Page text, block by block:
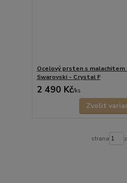
Ocelový prsten s
Swarovski - Crystal F
2 490 Kč/ks
Zvolit
strana